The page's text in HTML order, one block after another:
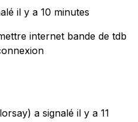
il y a 10 minutes
internet bande de tdb
a signalé il y a 11